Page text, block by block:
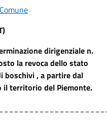
Comune
dirigenziale n.
la revoca dello stato
boschivi , a partire dal
territorio del Piemonte.